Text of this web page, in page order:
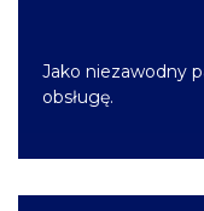
Jako niezawodny
obsługę.